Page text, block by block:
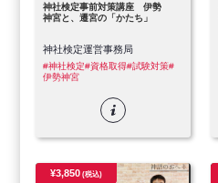
神社検定事前対策講座 伊勢
神宮と、遷宮の「かたち」
神社検定運営事務局
#神社検定#資格取得#試験対策#
伊勢神宮
¥3,850(税込)